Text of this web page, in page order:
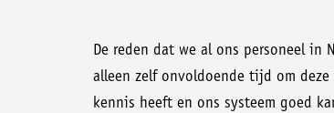
De reden dat we al ons personeel in
alleen zelf onvoldoende tijd om
kennis heeft en ons systeem goed